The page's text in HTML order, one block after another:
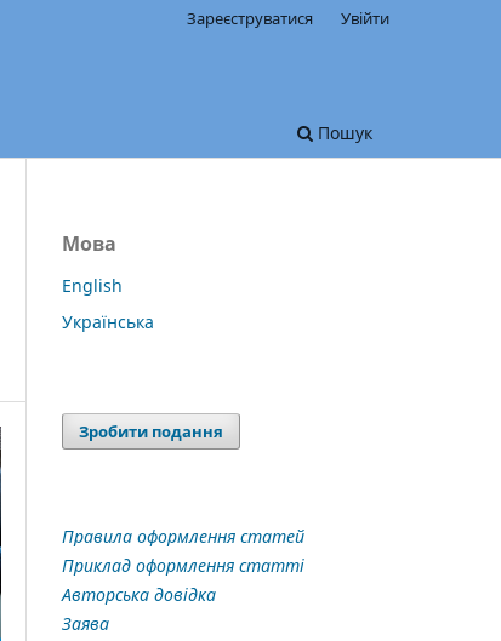
Пошук
Зареєструватися Увійти
Мова
English
Українська
Зробити подання
Правила оформлення статей
Приклад оформлення статті
Авторська довідка
Заява